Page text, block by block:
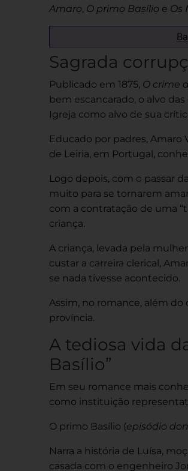
Amaro, O primo Basílio e Os
Sagrada
Publicado em 1875, O crime
bem escancarado, o alvo
Igreja como alvo de sua
Educado por padres, Amaro
de Leiria, em Portugal,
Logo depois, com o passar
muito para se tornarem
com a contratação de uma
criança.
A criança, levada pela
custar a carreira clerical,
se nada tivesse acontecido.
Assim, no romance, além do
província.
A tediosa vida
Basílio”
Em seu romance mais
como instituição
O primo Basílio (episódio
Narra a história de Luísa,
casada com o engenheiro